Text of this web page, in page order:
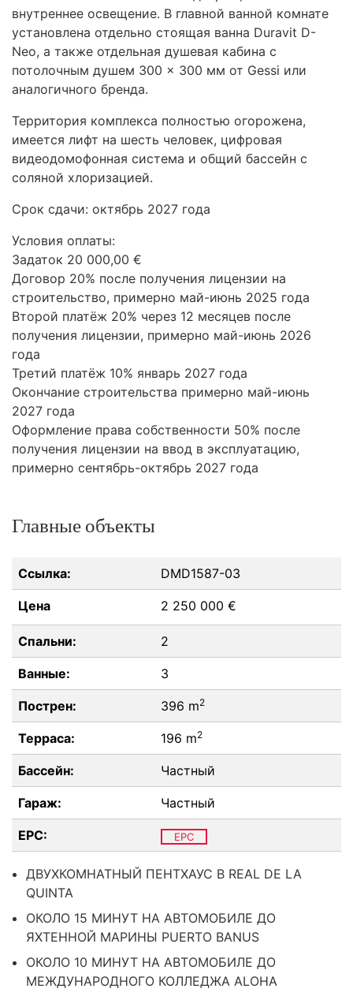
внутреннее освещение. В главной ванной комнате
установлена отдельно стоящая ванна Duravit D-
Neo, а также отдельная душевая кабина с
потолочным душем 300 × 300 мм от Gessi или
аналогичного бренда.
Территория комплекса полностью огорожена,
имеется лифт на шесть человек, цифровая
видеодомофонная система и общий бассейн с
соляной хлоризацией.
Срок сдачи: октябрь 2027 года
Условия оплаты:
Задаток 20 000,00 €
Договор 20% после получения лицензии на
строительство, примерно май-июнь 2025 года
Второй платёж 20% через 12 месяцев после
получения лицензии, примерно май-июнь 2026
года
Третий платёж 10% январь 2027 года
Окончание строительства примерно май-июнь
2027 года
Оформление права собственности 50% после
получения лицензии на ввод в эксплуатацию,
примерно сентябрь-октябрь 2027 года
Главные объекты
Ссылка: DMD1587-03
Цена 2 250 000 €
Спальни: 2
Ванные: 3
Пострен: 396 m2
Терраса: 196 m2
Бассейн: Частный
Гараж: Частный
EPC: EPC
ДВУХКОМНАТНЫЙ ПЕНТХАУС В REAL DE LA
QUINTA
ОКОЛО 15 МИНУТ НА АВТОМОБИЛЕ ДО
ЯХТЕННОЙ МАРИНЫ PUERTO BANUS
ОКОЛО 10 МИНУТ НА АВТОМОБИЛЕ ДО
МЕЖДУНАРОДНОГО КОЛЛЕДЖА ALOHA